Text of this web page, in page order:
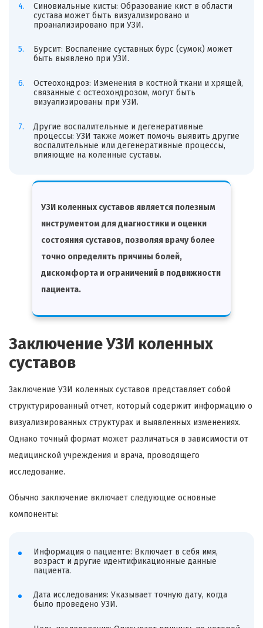
Синовиальные кисты: Образование кист в области
сустава может быть визуализировано и
проанализировано при УЗИ.
Бурсит: Воспаление суставных бурс (сумок) может
быть выявлено при УЗИ.
Остеохондроз: Изменения в костной ткани и хрящей,
связанные с остеохондрозом, могут быть
визуализированы при УЗИ.
Другие воспалительные и дегенеративные
процессы: УЗИ также может помочь выявить другие
воспалительные или дегенеративные процессы,
влияющие на коленные суставы.
УЗИ коленных суставов является полезным
инструментом для диагностики и оценки
состояния суставов, позволяя врачу более
точно определить причины болей,
дискомфорта и ограничений в подвижности
пациента.
Заключение УЗИ коленных
суставов
Заключение УЗИ коленных суставов представляет собой
структурированный отчет, который содержит информацию о
визуализированных структурах и выявленных изменениях.
Однако точный формат может различаться в зависимости от
медицинской учреждения и врача, проводящего
исследование.
Обычно заключение включает следующие основные
компоненты:
Информация о пациенте: Включает в себя имя,
возраст и другие идентификационные данные
пациента.
Дата исследования: Указывает точную дату, когда
было проведено УЗИ.